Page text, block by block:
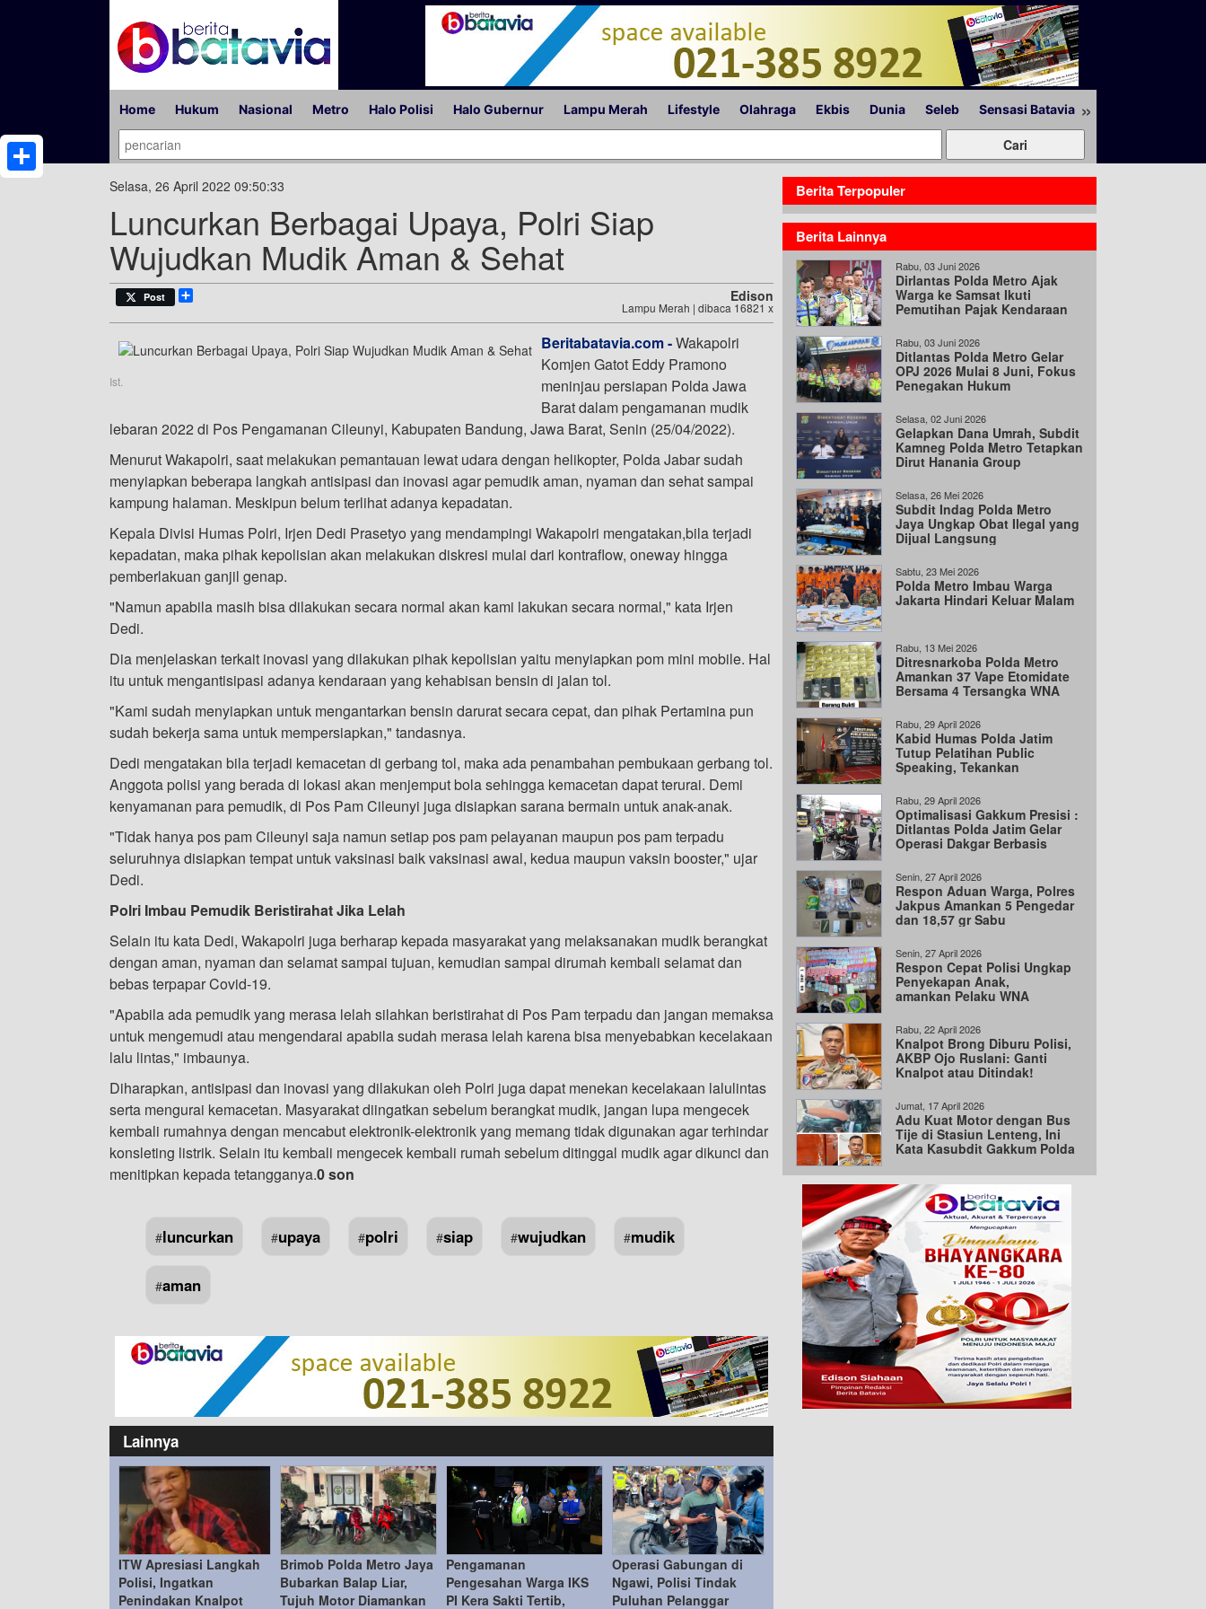
Home Hukum Nasional Metro Halo Polisi Halo Gubernur Lampu Merah Lifestyle Olahraga Ekbis Dunia Seleb Sensasi Batavia »
Selasa, 26 April 2022 09:50:33
Luncurkan Berbagai Upaya, Polri Siap
Wujudkan Mudik Aman & Sehat
Post Edison
Lampu Merah | dibaca 16821 x
Ist.
Beritabatavia.com -Wakapolri
Komjen Gatot Eddy Pramono
meninjau persiapan Polda Jawa
Barat dalam pengamanan mudik
lebaran 2022 di Pos Pengamanan Cileunyi, Kabupaten Bandung, Jawa Barat, Senin (25/04/2022).
Menurut Wakapolri, saat melakukan pemantauan lewat udara dengan helikopter, Polda Jabar sudah
menyiapkan beberapa langkah antisipasi dan inovasi agar pemudik aman, nyaman dan sehat sampai
kampung halaman. Meskipun belum terlihat adanya kepadatan.
Kepala Divisi Humas Polri, Irjen Dedi Prasetyo yang mendampingi Wakapolri mengatakan,bila terjadi
kepadatan, maka pihak kepolisian akan melakukan diskresi mulai dari kontraflow, oneway hingga
pemberlakuan ganjil genap.
"Namun apabila masih bisa dilakukan secara normal akan kami lakukan secara normal," kata Irjen
Dedi.
Dia menjelaskan terkait inovasi yang dilakukan pihak kepolisian yaitu menyiapkan pom mini mobile. Hal
itu untuk mengantisipasi adanya kendaraan yang kehabisan bensin di jalan tol.
"Kami sudah menyiapkan untuk mengantarkan bensin darurat secara cepat, dan pihak Pertamina pun
sudah bekerja sama untuk mempersiapkan," tandasnya.
Dedi mengatakan bila terjadi kemacetan di gerbang tol, maka ada penambahan pembukaan gerbang tol.
Anggota polisi yang berada di lokasi akan menjemput bola sehingga kemacetan dapat terurai. Demi
kenyamanan para pemudik, di Pos Pam Cileunyi juga disiapkan sarana bermain untuk anak-anak.
"Tidak hanya pos pam Cileunyi saja namun setiap pos pam pelayanan maupun pos pam terpadu
seluruhnya disiapkan tempat untuk vaksinasi baik vaksinasi awal, kedua maupun vaksin booster," ujar
Dedi.
Polri Imbau Pemudik Beristirahat Jika Lelah
Selain itu kata Dedi, Wakapolri juga berharap kepada masyarakat yang melaksanakan mudik berangkat
dengan aman, nyaman dan selamat sampai tujuan, kemudian sampai dirumah kembali selamat dan
bebas terpapar Covid-19.
"Apabila ada pemudik yang merasa lelah silahkan beristirahat di Pos Pam terpadu dan jangan memaksa
untuk mengemudi atau mengendarai apabila sudah merasa lelah karena bisa menyebabkan kecelakaan
lalu lintas," imbaunya.
Diharapkan, antisipasi dan inovasi yang dilakukan oleh Polri juga dapat menekan kecelakaan lalulintas
serta mengurai kemacetan. Masyarakat diingatkan sebelum berangkat mudik, jangan lupa mengecek
kembali rumahnya dengan mencabut elektronik-elektronik yang memang tidak digunakan agar terhindar
konsleting listrik. Selain itu kembali mengecek kembali rumah sebelum ditinggal mudik agar dikunci dan
menitipkan kepada tetangganya.0 son
Share
#luncurkan #upaya #polri #siap #wujudkan #mudik
#aman
Lainnya
ITW Apresiasi Langkah
Polisi, Ingatkan
Penindakan Knalpot
Brimob Polda Metro Jaya
Bubarkan Balap Liar,
Tujuh Motor Diamankan
Pengamanan
Pengesahan Warga IKS
PI Kera Sakti Tertib,
Operasi Gabungan di
Ngawi, Polisi Tindak
Puluhan Pelanggar
Berita Terpopuler
Berita Lainnya
Rabu, 03 Juni 2026
Dirlantas Polda Metro Ajak
Warga ke Samsat Ikuti
Pemutihan Pajak Kendaraan
Rabu, 03 Juni 2026
Ditlantas Polda Metro Gelar
OPJ 2026 Mulai 8 Juni, Fokus
Penegakan Hukum
Selasa, 02 Juni 2026
Gelapkan Dana Umrah, Subdit
Kamneg Polda Metro Tetapkan
Dirut Hanania Group
Selasa, 26 Mei 2026
Subdit Indag Polda Metro
Jaya Ungkap Obat Ilegal yang
Dijual Langsung
Sabtu, 23 Mei 2026
Polda Metro Imbau Warga
Jakarta Hindari Keluar Malam
Rabu, 13 Mei 2026
Ditresnarkoba Polda Metro
Amankan 37 Vape Etomidate
Bersama 4 Tersangka WNA
Rabu, 29 April 2026
Kabid Humas Polda Jatim
Tutup Pelatihan Public
Speaking, Tekankan
Transparan
Rabu, 29 April 2026
Optimalisasi Gakkum Presisi :
Ditlantas Polda Jatim Gelar
Operasi Dakgar Berbasis
Senin, 27 April 2026
Respon Aduan Warga, Polres
Jakpus Amankan 5 Pengedar
dan 18,57 gr Sabu
Senin, 27 April 2026
Respon Cepat Polisi Ungkap
Penyekapan Anak,
amankan Pelaku WNA
Rabu, 22 April 2026
Knalpot Brong Diburu Polisi,
AKBP Ojo Ruslani: Ganti
Knalpot atau Ditindak!
Jumat, 17 April 2026
Adu Kuat Motor dengan Bus
Tije di Stasiun Lenteng, Ini
Kata Kasubdit Gakkum Polda